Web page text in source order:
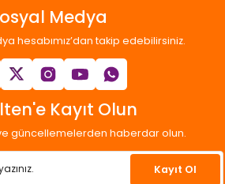
Medya
hesabımız’dan takip edebilirsiniz.
Kayıt Olun
güncellemelerden haberdar olun.
Kayıt Ol